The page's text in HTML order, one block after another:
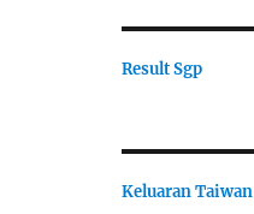
Result Sgp
Keluaran Taiwan